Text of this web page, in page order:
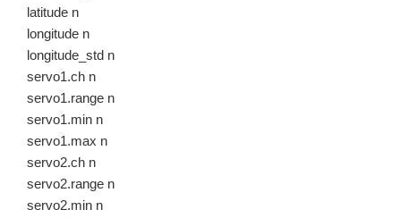
latitude n
longitude n
longitude_std n
servo1.ch n
servo1.range n
servo1.min n
servo1.max n
servo2.ch n
servo2.range n
servo2.min n